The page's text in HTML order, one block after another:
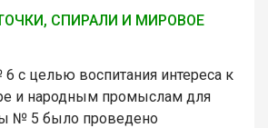
СПИРАЛИ И МИРОВОЕ
с целью воспитания интереса к
и народным промыслам для
№ 5 было проведено